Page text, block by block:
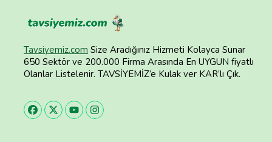
Tavsiyemiz.com Size Aradığınız Hizmeti Kolayca Sunar
650 Sektör ve 200.000 Firma Arasında En UYGUN fiyatlı
Olanlar Listelenir. TAVSİYEMİZ’e Kulak ver KAR’lı Çık.